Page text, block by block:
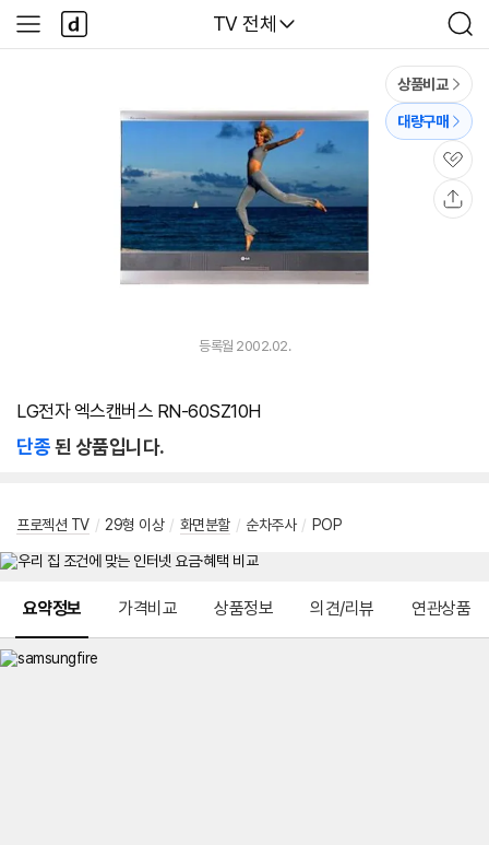
다나와
TV 전체
검
색
사
이
다
나
와
상품비교
대량구매
관
심
등록월 2002.02.
LG전자 엑스캔버스 RN-60SZ10H
단종된 상품입니다.
프로젝션 TV / 29형 이상 / 화면분할 / 순차주사 / POP
요약정보 가격비교 상품정보 의견/리뷰 연관상품